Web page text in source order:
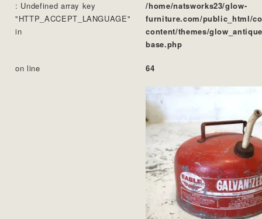
: Undefined array key
"HTTP_ACCEPT_LANGUAGE"
in
/home/natsworks23/glow-
furniture.com/public_html/
content/themes/
base.php
on line 64